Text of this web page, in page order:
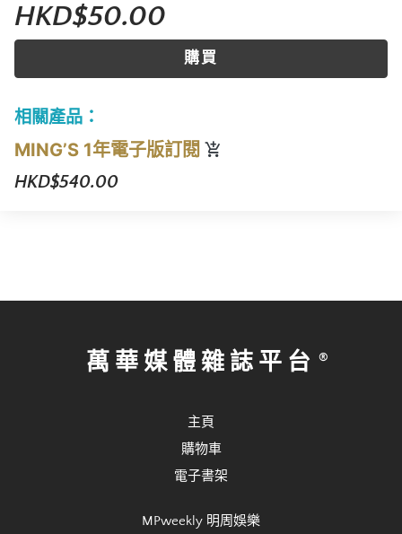
HKD$50.00
購買
相關產品：
MING’S 1年電子版訂閱
HKD$540.00
萬華媒體雜誌平台
主頁
購物車
電子書架
MPweekly 明周娛樂